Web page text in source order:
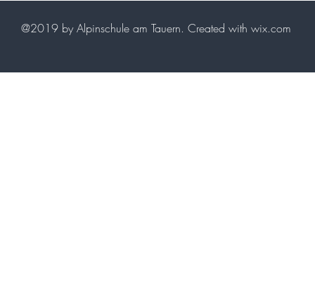
@2019 by Alpinschule am Tauern. Created with wix.com